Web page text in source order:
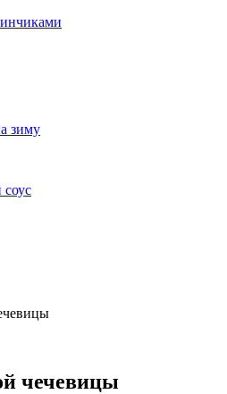
зиму
чечевицы